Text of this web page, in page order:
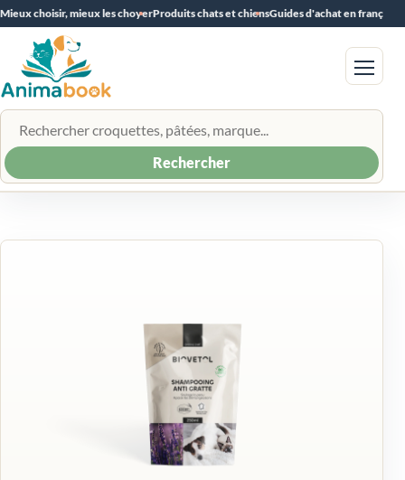
Mieux choisir, mieux les choyerProduits chats et chiensGuides d'achat en français
Rechercher un produit
Rechercher
Menu